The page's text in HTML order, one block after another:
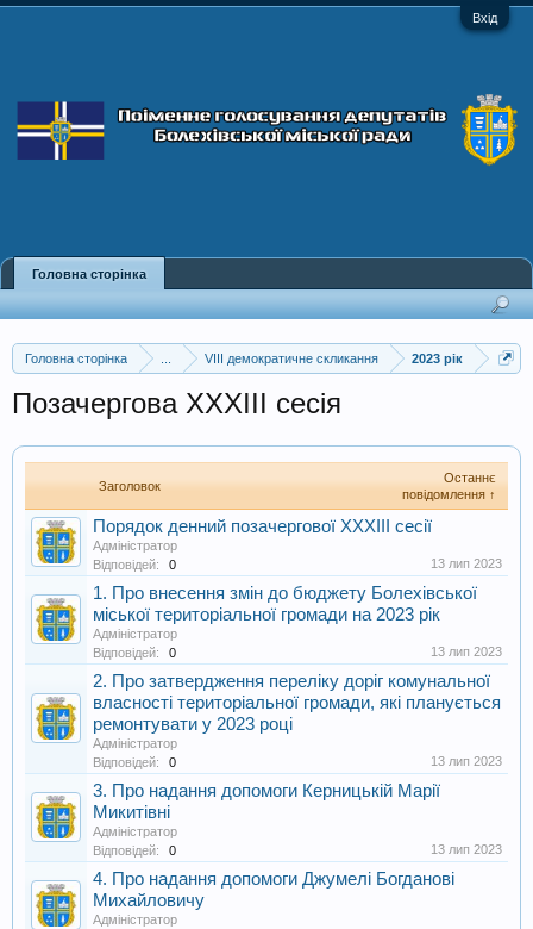
Вхід
Головна сторінка VIII демократичне скликання 2023 рік
Позачергова XXXIII сесія
Заголовок
Останнє
повідомлення ↑
Порядок денний позачергової XXXIII сесії
Адміністратор
Відповідей:
0 13 лип 2023
1. Про внесення змін до бюджету Болехівської
міської територіальної громади на 2023 рік
Адміністратор
Відповідей:
0 13 лип 2023
2. Про затвердження переліку доріг комунальної
власності територіальної громади, які планується
ремонтувати у 2023 році
Адміністратор
Відповідей:
0 13 лип 2023
3. Про надання допомоги Керницькій Марії
Микитівні
Адміністратор
Відповідей:
0 13 лип 2023
4. Про надання допомоги Джумелі Богданові
Михайловичу
Адміністратор
Головна сторінка